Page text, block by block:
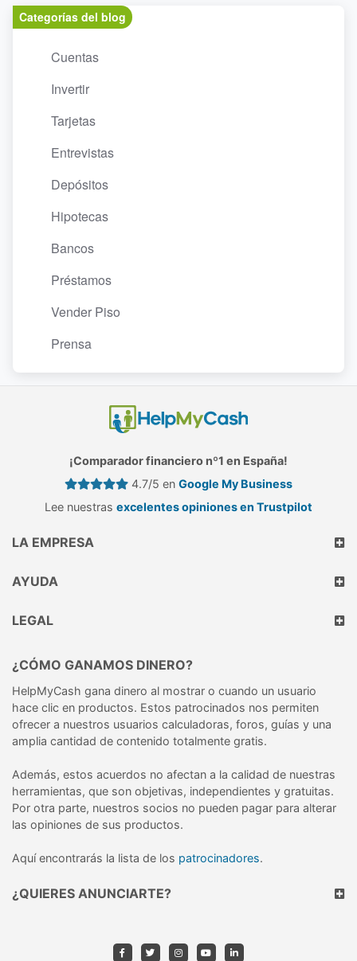
Categorías del blog
Cuentas
Invertir
Tarjetas
Entrevistas
Depósitos
Hipotecas
Bancos
Préstamos
Vender Piso
Prensa
¡Comparador financiero nº1 en España!
4.7/5 en Google My Business
Lee nuestras excelentes opiniones en Trustpilot
LA EMPRESA
AYUDA
LEGAL
¿CÓMO GANAMOS DINERO?
HelpMyCash gana dinero al mostrar o cuando un usuario
hace clic en productos. Estos patrocinados nos permiten
ofrecer a nuestros usuarios calculadoras, foros, guías y una
amplia cantidad de contenido totalmente gratis.
Además, estos acuerdos no afectan a la calidad de nuestras
herramientas, que son objetivas, independientes y gratuitas.
Por otra parte, nuestros socios no pueden pagar para alterar
las opiniones de sus productos.
Aquí encontrarás la lista de los patrocinadores.
¿QUIERES ANUNCIARTE?